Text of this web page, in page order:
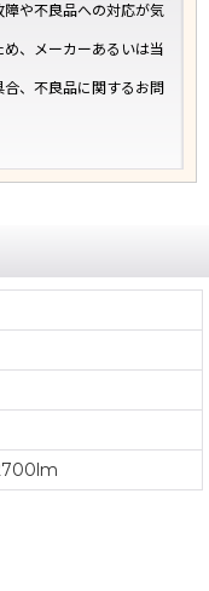
や不良品への対応が気
、メーカーあるいは当
、不良品に関するお問